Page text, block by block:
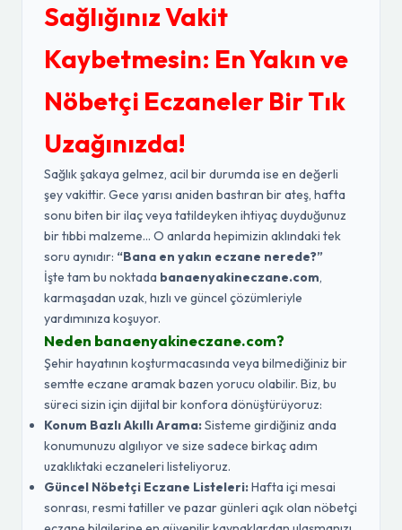
Sağlığınız Vakit
Kaybetmesin: En Yakın ve
Nöbetçi Eczaneler Bir Tık
Uzağınızda!
Sağlık şakaya gelmez, acil bir durumda ise en değerli
şey vakittir. Gece yarısı aniden bastıran bir ateş, hafta
sonu biten bir ilaç veya tatildeyken ihtiyaç duyduğunuz
bir tıbbi malzeme... O anlarda hepimizin aklındaki tek
soru aynıdır: “Bana en yakın eczane nerede?”
İşte tam bu noktada banaenyakineczane.com,
karmaşadan uzak, hızlı ve güncel çözümleriyle
yardımınıza koşuyor.
Neden banaenyakineczane.com?
Şehir hayatının koşturmacasında veya bilmediğiniz bir
semtte eczane aramak bazen yorucu olabilir. Biz, bu
süreci sizin için dijital bir konfora dönüştürüyoruz:
Konum Bazlı Akıllı Arama:Sisteme girdiğiniz anda
konumunuzu algılıyor ve size sadece birkaç adım
uzaklıktaki eczaneleri listeliyoruz.
Güncel Nöbetçi Eczane Listeleri:Hafta içi mesai
sonrası, resmi tatiller ve pazar günleri açık olan nöbetçi